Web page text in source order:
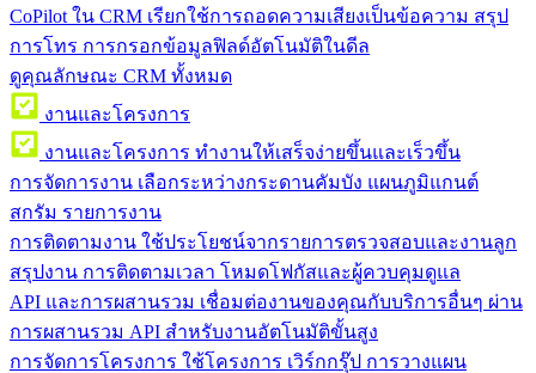
CoPilot ใน CRM เรียกใช้การถอดความเสียงเป็นข้อความ สรุป
การโทร การกรอกข้อมูลฟิลด์อัตโนมัติในดีล
ดูคุณลักษณะ CRM ทั้งหมด
งานและโครงการ
งานและโครงการ ทำงานให้เสร็จง่ายขึ้นและเร็วขึ้น
การจัดการงาน เลือกระหว่างกระดานคัมบัง แผนภูมิแกนต์
สกรัม รายการงาน
การติดตามงาน ใช้ประโยชน์จากรายการตรวจสอบและงานลูก
สรุปงาน การติดตามเวลา โหมดโฟกัสและผู้ควบคุมดูแล
API และการผสานรวม เชื่อมต่องานของคุณกับบริการอื่นๆ ผ่าน
การผสานรวม API สำหรับงานอัตโนมัติขั้นสูง
การจัดการโครงการ ใช้โครงการ เวิร์กกรุ๊ป การวางแผน